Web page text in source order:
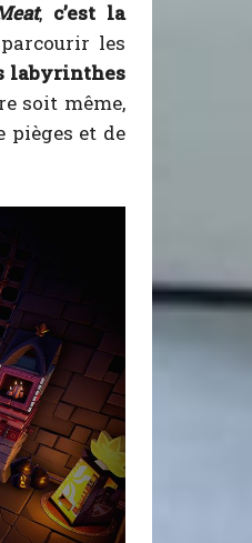
, c’est la
les
labyrinthes
soit même,
pièges et de